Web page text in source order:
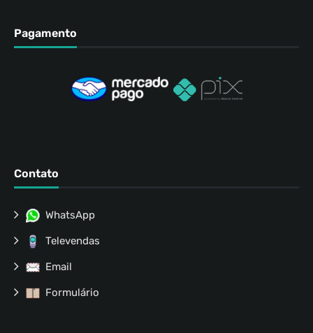
Pagamento
Contato
WhatsApp
Televendas
Email
Formulário